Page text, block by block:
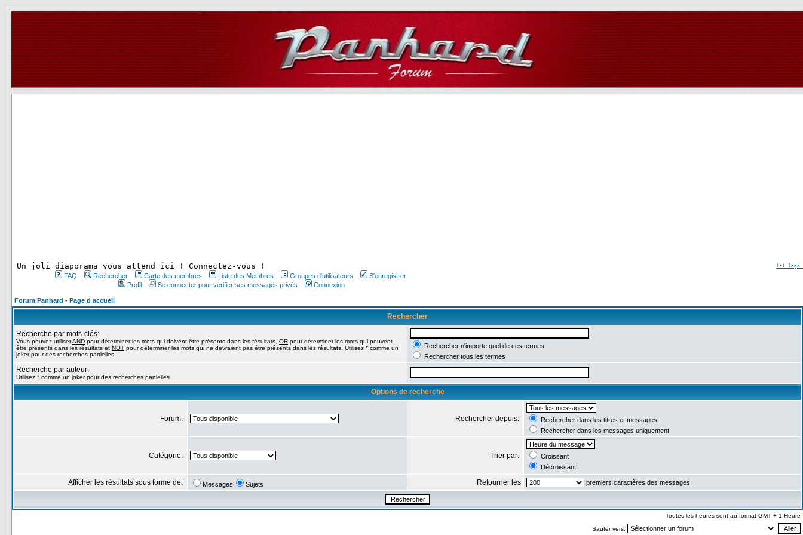
Un joli diaporama vous attend ici ! Connectez-vous ! (c) logo
FAQ Rechercher Carte des membres Liste des Membres Groupes d'utilisateurs
S'enregistrer
Profil
Se connecter pour vérifier ses messages privés Connexion
Forum Panhard - Page d accueil
Rechercher
Recherche par mots-clés:
Vous pouvez utiliserAND pour déterminer les mots qui doivent être présents dans les résultats, OR pour déterminer les mots qui peuvent
être présents dans les résultats et NOT pour déterminer les mots qui ne devraient pas être présents dans les résultats. Utilisez * comme un
joker pour des recherches partielles
Rechercher n'importe quel de ces termes
Rechercher tous les termes
Recherche par auteur:
Utilisez * comme un joker pour des recherches partielles
Options de recherche
Forum: Rechercher depuis:
Rechercher dans les titres et messages
Rechercher dans les messages uniquement
Catégorie: Trier par:
Croissant
Décroissant
Afficher les résultats sous forme de: Messages Sujets Retourner les premiers caractères des messages
Toutes les heures sont au format GMT + 1 Heure
Sauter vers: